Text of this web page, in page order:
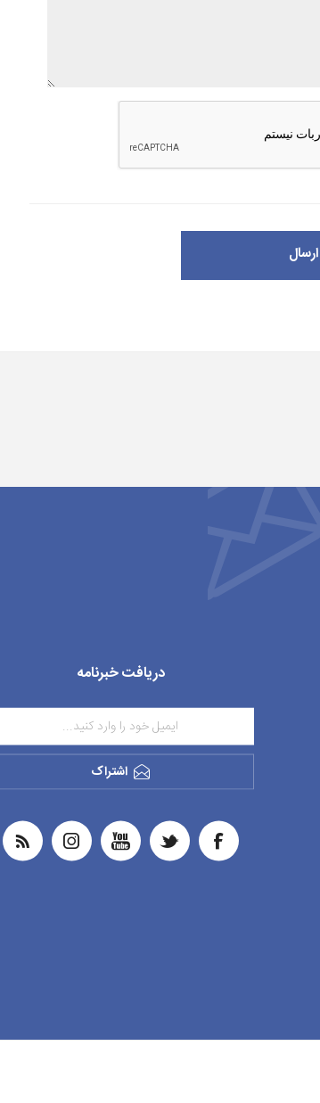
ارسال
دریافت خبرنامه
اشتراک